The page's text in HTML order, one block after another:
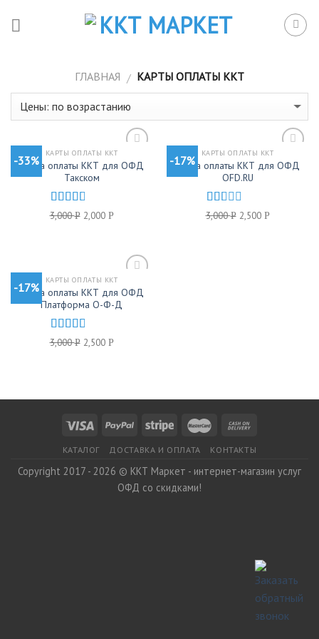
ГЛАВНАЯ / КАРТЫ ОПЛАТЫ ККТ
-33%
Добавить
в
КАРТЫ ОПЛАТЫ ККТ
Карта оплаты ККТ для ОФД
Такском
Оценка
3,000Р 2,000 Р
-17%
Добавить
в
КАРТЫ ОПЛАТЫ ККТ
Карта оплаты ККТ для ОФД
OFD.RU
Оценка
3,000Р 2,500 Р
-17%
Добавить
в
избранное
КАРТЫ ОПЛАТЫ ККТ
Карта оплаты ККТ для ОФД
Платформа О-Ф-Д
Оценка
3,000Р 2,500 Р
КАТАЛОГ ДОСТАВКА И ОПЛАТА КОНТАКТЫ
Copyright 2017 - 2026 © ККТ Маркет - интернет-магазин услуг
ОФД со скидками!